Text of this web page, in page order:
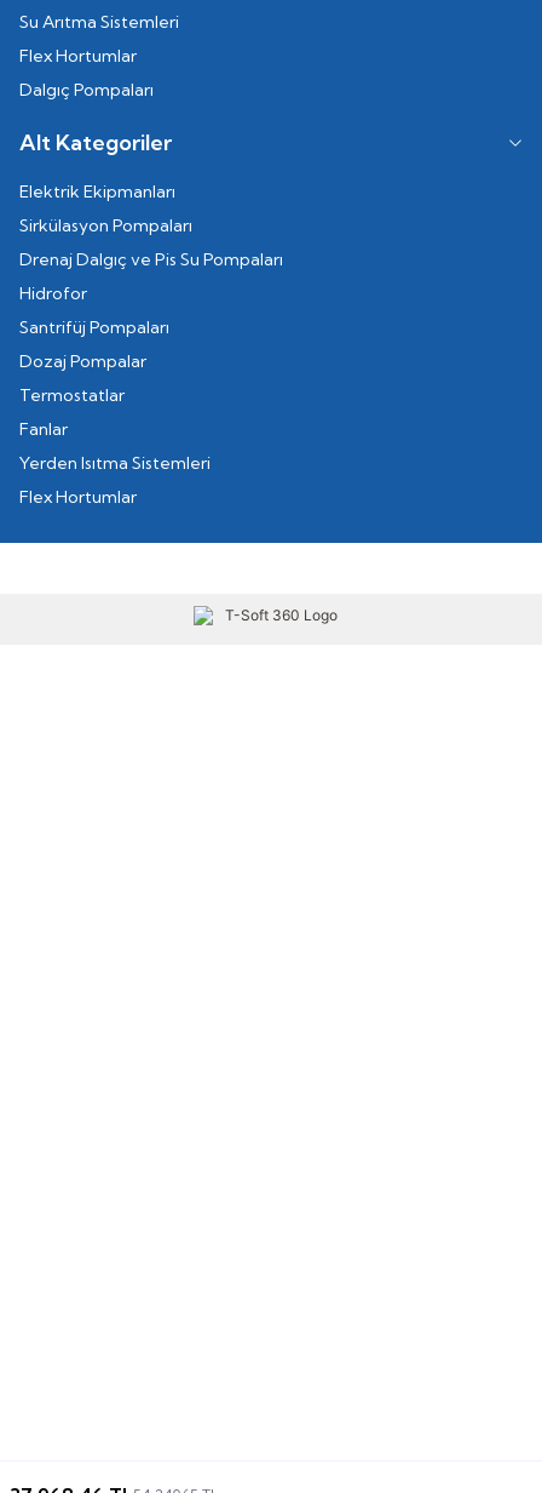
Su Arıtma Sistemleri
Flex Hortumlar
Dalgıç Pompaları
Alt Kategoriler
Elektrik Ekipmanları
Sirkülasyon Pompaları
Drenaj Dalgıç ve Pis Su Pompaları
Hidrofor
Santrifüj Pompaları
Dozaj Pompalar
Termostatlar
Fanlar
Yerden Isıtma Sistemleri
Flex Hortumlar